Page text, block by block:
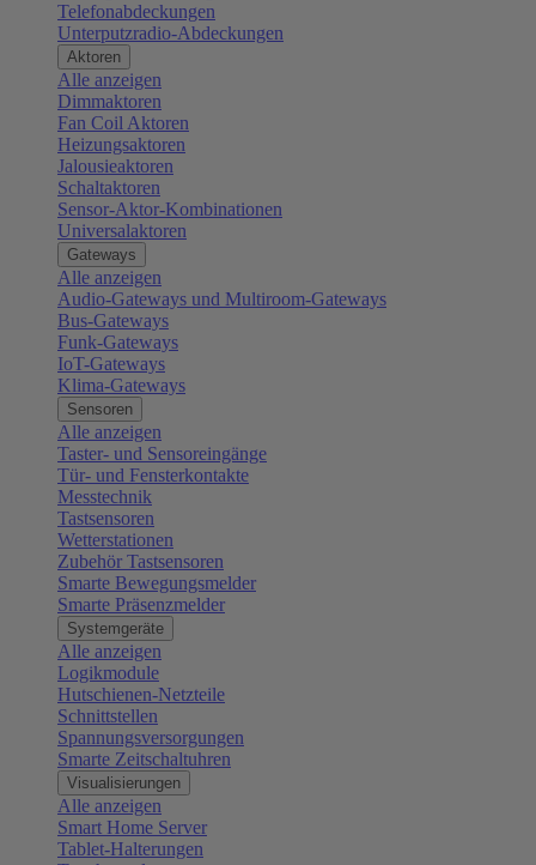
Telefonabdeckungen
Unterputzradio-Abdeckungen
Aktoren
Alle anzeigen
Dimmaktoren
Fan Coil Aktoren
Heizungsaktoren
Jalousieaktoren
Schaltaktoren
Sensor-Aktor-Kombinationen
Universalaktoren
Gateways
Alle anzeigen
Audio-Gateways und Multiroom-Gateways
Bus-Gateways
Funk-Gateways
IoT-Gateways
Klima-Gateways
Sensoren
Alle anzeigen
Taster- und Sensoreingänge
Tür- und Fensterkontakte
Messtechnik
Tastsensoren
Wetterstationen
Zubehör Tastsensoren
Smarte Bewegungsmelder
Smarte Präsenzmelder
Systemgeräte
Alle anzeigen
Logikmodule
Hutschienen-Netzteile
Schnittstellen
Spannungsversorgungen
Smarte Zeitschaltuhren
Visualisierungen
Alle anzeigen
Smart Home Server
Tablet-Halterungen